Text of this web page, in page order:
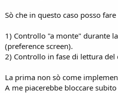
Sò che in questo caso posso fare
1) Controllo "a monte" durante
(preference screen).
2) Controllo in fase di lettura
La prima non sò come
A me piacerebbe bloccare